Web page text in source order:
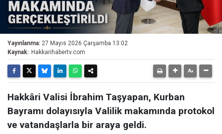
Yayınlanma: 27 Mayıs 2026 Çarşamba 13:02
Kaynak: Hakkarihabertv.com
Hakkâri Valisi İbrahim Taşyapan, Kurban
Bayramı dolayısıyla Valilik makamında protokol
ve vatandaşlarla bir araya geldi.